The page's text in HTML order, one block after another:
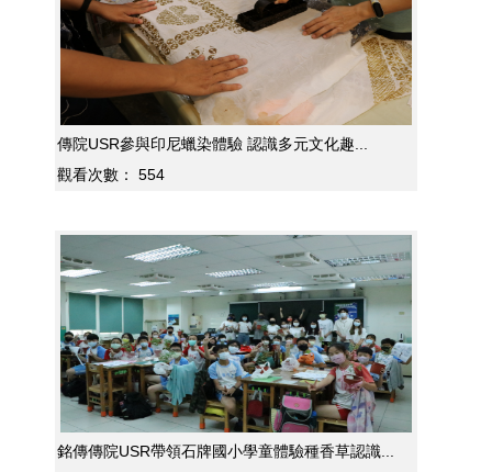
傳院USR參與印尼蠟染體驗 認識多元文化趣...
觀看次數：
554
銘傳傳院USR帶領石牌國小學童體驗種香草認識...